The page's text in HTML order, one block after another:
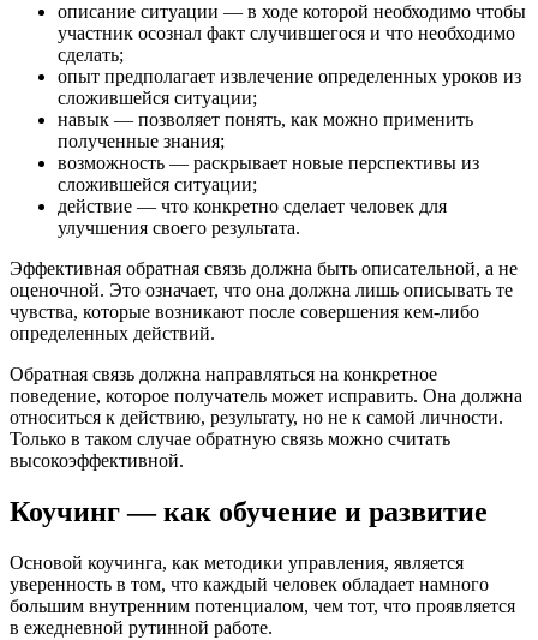
описание ситуации — в ходе которой необходимо чтобы
участник осознал факт случившегося и что необходимо
сделать;
опыт предполагает извлечение определенных уроков из
сложившейся ситуации;
навык — позволяет понять, как можно применить
полученные знания;
возможность — раскрывает новые перспективы из
сложившейся ситуации;
действие — что конкретно сделает человек для
улучшения своего результата.
Эффективная обратная связь должна быть описательной, а не
оценочной. Это означает, что она должна лишь описывать те
чувства, которые возникают после совершения кем-либо
определенных действий.
Обратная связь должна направляться на конкретное
поведение, которое получатель может исправить. Она должна
относиться к действию, результату, но не к самой личности.
Только в таком случае обратную связь можно считать
высокоэффективной.
Коучинг — как обучение и развитие
Основой коучинга, как методики управления, является
уверенность в том, что каждый человек обладает намного
большим внутренним потенциалом, чем тот, что проявляется
в ежедневной рутинной работе.